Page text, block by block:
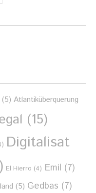
(5) Atlantiküberquerung
(15)
Digitalisat
El Hierro (4) Emil (7)
(5) Gedbas (7)